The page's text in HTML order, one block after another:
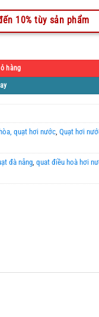
10% tùy sản phẩm
hàng
quạt hơi nước Quạt hơi
đà nẵng quat điều hoà hơi